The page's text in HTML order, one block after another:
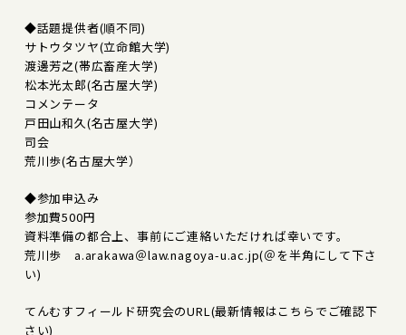
◆話題提供者(順不同)
サトウタツヤ(立命館大学)
渡邊芳之(帯広畜産大学)
松本光太郎(名古屋大学)
コメンテータ
戸田山和久(名古屋大学)
司会
荒川歩(名古屋大学）
◆参加申込み
参加費500円
資料準備の都合上、事前にご連絡いただければ幸いです。
荒川歩 a.arakawa＠law.nagoya-u.ac.jp(＠を半角にして下さ
い)
てんむすフィールド研究会のURL(最新情報はこちらでご確認下
さい)